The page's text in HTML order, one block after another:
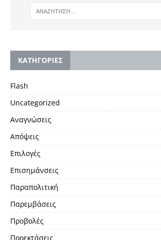
KΑΤΗΓΟΡΙΕΣ
Flash
Uncategorized
Αναγνώσεις
Απόψεις
Επιλογές
Επισημάνσεις
Παραπολιτική
Παρεμβάσεις
Προβολές
Προεκτάσεις